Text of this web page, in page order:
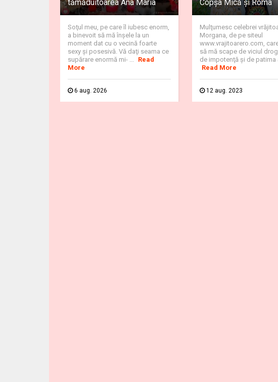
tămăduitoarea Ana Maria
Soţul meu, pe care îl iubesc enorm,
a binevoit să mă înşele la un
moment dat cu o vecină foarte
sexy şi posesivă. Vă daţi seama ce
supărare enormă mi- ...
Read
More
6 aug. 2026
Copșa Mică și Roma
Mulţumesc celebrei
Morgana, de pe siteul
www.vrajitoarero.com,
să mă scape de viciul
de impotenţă şi de patima
Read More
12 aug. 2023